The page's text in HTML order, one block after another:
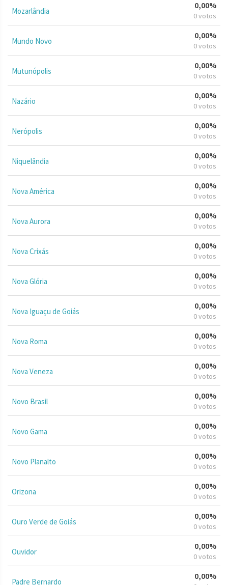
Mozarlândia
0,00%
0 votos
Mundo Novo
0,00%
0 votos
Mutunópolis
0,00%
0 votos
Nazário
0,00%
0 votos
Nerópolis
0,00%
0 votos
Niquelândia
0,00%
0 votos
Nova América
0,00%
0 votos
Nova Aurora
0,00%
0 votos
Nova Crixás
0,00%
0 votos
Nova Glória
0,00%
0 votos
Nova Iguaçu de Goiás
0,00%
0 votos
Nova Roma
0,00%
0 votos
Nova Veneza
0,00%
0 votos
Novo Brasil
0,00%
0 votos
Novo Gama
0,00%
0 votos
Novo Planalto
0,00%
0 votos
Orizona
0,00%
0 votos
Ouro Verde de Goiás
0,00%
0 votos
Ouvidor
0,00%
0 votos
Padre Bernardo
0,00%